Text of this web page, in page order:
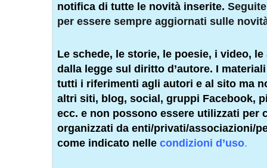
notifica di tutte le novità inserite.
per essere sempre aggiornati sulle
Le schede, le storie, le poesie, i video,
dalla legge sul diritto d’autore. I
tutti i riferimenti agli autori e al sito ma
altri siti, blog, social, gruppi Facebook,
ecc. e non possono essere utilizzati
organizzati da enti/privati/associazioni/
come indicato nelle condizioni d’uso.